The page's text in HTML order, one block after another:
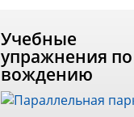
Учебные
упражнения по
вождению